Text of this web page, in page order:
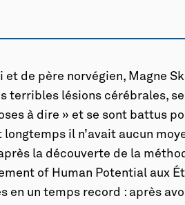
et de père norvégien, Magne
terribles lésions cérébrales,
à dire » et se sont battus
longtemps il n’avait aucun
la découverte de la
of Human Potential aux
en un temps record : après